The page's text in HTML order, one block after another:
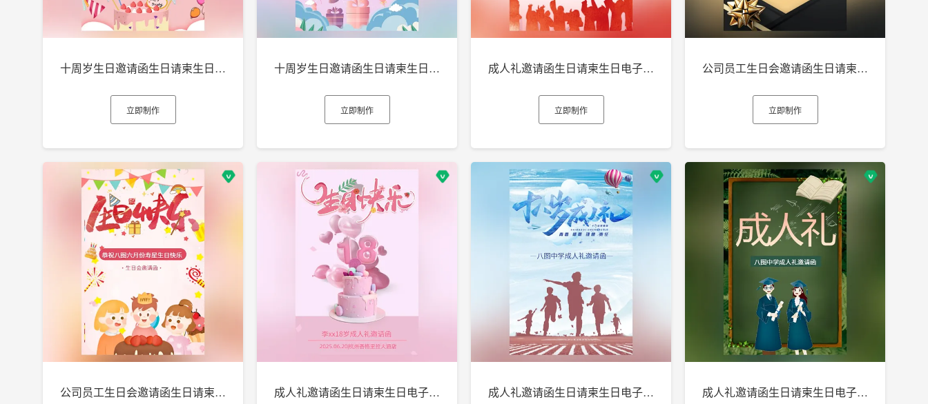
十周岁生日邀请函生日请柬生日电子贺卡h5
立即制作
十周岁生日邀请函生日请柬生日电子贺卡h5
立即制作
成人礼邀请函生日请柬生日电子贺卡h5
立即制作
公司员工生日会邀请函生日请柬生日电子贺卡h5
立即制作
公司员工生日会邀请函生日请柬生日电子贺卡h5 成人礼邀请函生日请柬生日电子贺卡h5 成人礼邀请函生日请柬生日电子贺卡h5 成人礼邀请函生日请柬生日电子贺卡h5